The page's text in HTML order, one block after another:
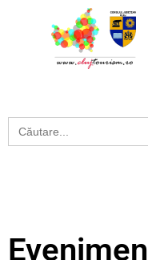
Search
for: